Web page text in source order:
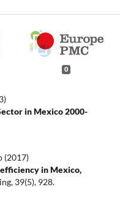
0
in Mexico 2000-
(2017)
in Mexico,
39(5), 928.